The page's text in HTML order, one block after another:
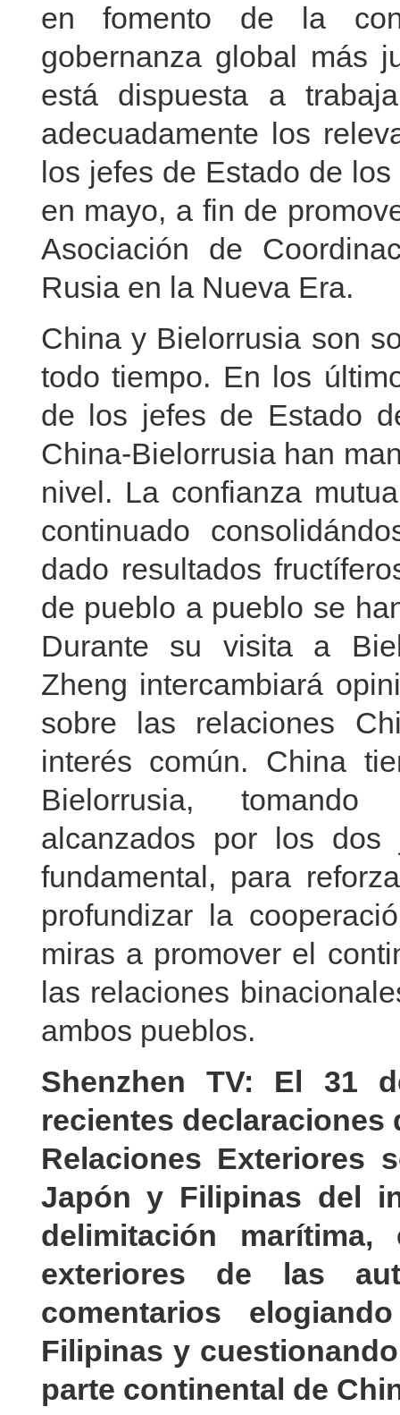
en fomento de la
gobernanza global más
está dispuesta a
adecuadamente los
los jefes de Estado de
en mayo, a fin de
Asociación de
Rusia en la Nueva Era.
China y Bielorrusia son
todo tiempo. En los
de los jefes de Estado
China-Bielorrusia han
nivel. La confianza
continuado
dado resultados
de pueblo a pueblo se
Durante su visita a
Zheng intercambiará
sobre las relaciones
interés común. China
Bielorrusia,
alcanzados por los dos
fundamental, para
profundizar la
miras a promover el
las relaciones
ambos pueblos.
Shenzhen TV: El 31
recientes declaraciones
Relaciones Exteriores
Japón y Filipinas del
delimitación
exteriores de las
comentarios
Filipinas y
parte continental de